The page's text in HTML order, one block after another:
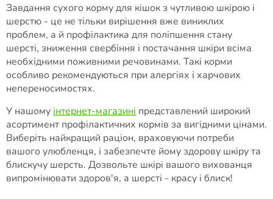
Завдання сухого корму для кішок з чутливою шкірою і
шерстю - це не тільки вирішення вже виниклих
проблем, а й профілактика для поліпшення стану
шерсті, зниження свербіння і постачання шкіри всіма
необхідними поживними речовинами. Такі корми
особливо рекомендуються при алергіях і харчових
непереносимостях.
У нашому інтернет-магазині представлений широкий
асортимент профілактичних кормів за вигідними цінами.
Виберіть найкращий раціон, враховуючи потреби
вашого улюбленця, і забезпечте йому здорову шкіру та
блискучу шерсть. Дозвольте шкірі вашого вихованця
випромінювати здоров'я, а шерсті - красу і блиск!